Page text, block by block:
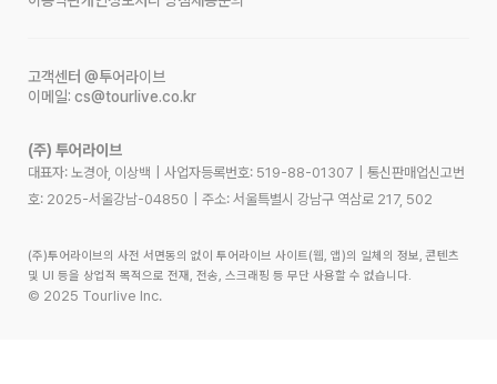
고객센터 @투어라이브
이메일: cs@tourlive.co.kr
(주) 투어라이브
대표자: 노경아, 이상백 사업자등록번호: 519-88-01307
통신판매업신고번
호: 2025-서울강남-04850 주소: 서울특별시 강남구 역삼로 217, 502
(주)투어라이브의 사전 서면동의 없이 투어라이브 사이트(웹, 앱)의 일체의 정보, 콘텐츠
및 UI 등을 상업적 목적으로 전재, 전송, 스크래핑 등 무단 사용할 수 없습니다.
© 2025 Tourlive Inc.